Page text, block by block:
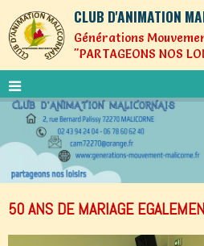
CLUB D'ANIMATION
Générations
"PARTAGEONS NOS
50 ANS DE MARIAGE